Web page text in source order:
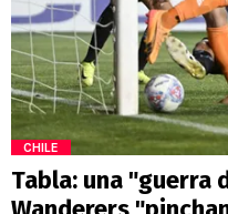
CHILE
Tabla: una "guerra